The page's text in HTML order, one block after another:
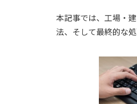
本記事では、工場・
法、そして最終的な